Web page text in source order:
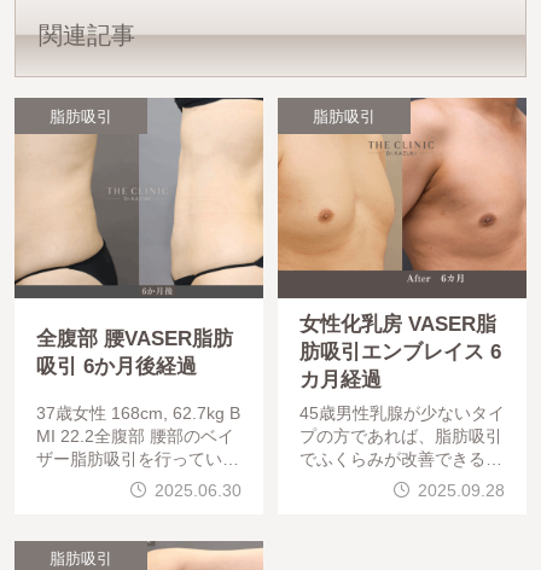
関連記事
脂肪吸引
全腹部 腰VASER脂肪
吸引 6か月後経過
37歳女性 168cm, 62.7kg B
MI 22.2全腹部 腰部のベイ
ザー脂肪吸引を行っていま
す。胸下・肩甲骨下まで脂
肪がついている場合は合わ
麗な仕上がりになりま
2025.06.30
脂肪吸引
女性化乳房 VASER脂
肪吸引エンブレイス 6
カ月経過
45歳男性乳腺が少ないタイ
プの方であれば、脂肪吸引
でふくらみが改善できるこ
とがあります。VASER脂
肪吸引を胸部・側胸部に行
2025.09.28
脂肪吸引